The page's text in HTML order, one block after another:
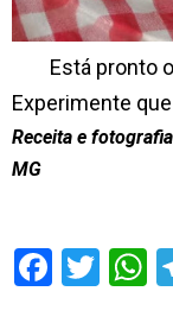
Está pronto
Experimente
Receita e
MG